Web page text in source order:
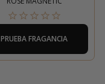
PRUEBA FRAGANCIA